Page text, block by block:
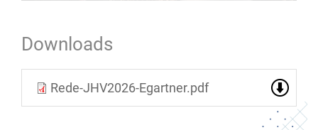
Downloads
Rede-JHV2026-Egartner.pdf